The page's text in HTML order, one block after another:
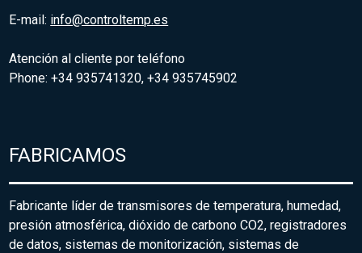
E-mail: info@controltemp.es
Atención al cliente por teléfono
Phone: +34 935741320, +34 935745902
FABRICAMOS
Fabricante líder de transmisores de temperatura, humedad,
presión atmosférica, dióxido de carbono CO2, registradores
de datos, sistemas de monitorización, sistemas de